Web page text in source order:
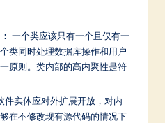
一个类应该只有一个且仅有一
类同时处理数据库操作和用户
原则。类内部的高内聚性是符
件实体应对外扩展开放，对内
在不修改现有源代码的情况下